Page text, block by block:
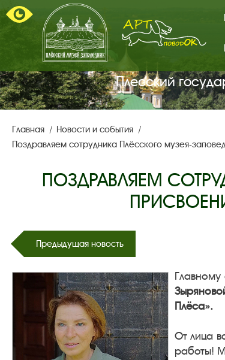
Главная
страница.
поводок.
Плесский
Главная
Новости и события
Поздравляем сотрудника Плёсского музея-
ПОЗДРАВЛЯЕМ
Предыдущая новость
Главному
Плёса».
От лица
работы!